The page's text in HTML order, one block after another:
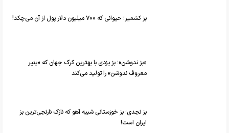
بز کشمیر؛ حیوانی که ۷۰۰ میلیون دلار پول از آن می‌چکد!
«بز ندوشن»؛ بز یزدی با بهترین کرک جهان که «پنیر
معروف ندوشن» را تولید می‌کند
بز نجدی؛ بز خوزستانی شبیه آهو که نازک نارنجی‌ترین بز
ایران است!